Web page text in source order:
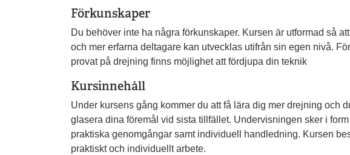
Förkunskaper
Du behöver inte ha några förkunskaper. Kursen är utformad så
och mer erfarna deltagare kan utvecklas utifrån sin egen nivå.
provat på drejning finns möjlighet att fördjupa din teknik
Kursinnehåll
Under kursens gång kommer du att få lära dig mer drejning och
glasera dina föremål vid sista tillfället. Undervisningen sker i
praktiska genomgångar samt individuell handledning. Kursen
praktiskt och individuellt arbete.